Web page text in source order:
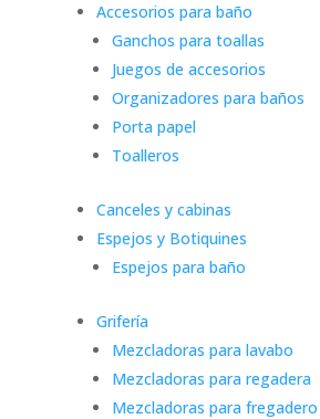
Accesorios para baño
Ganchos para toallas
Juegos de accesorios
Organizadores para baños
Porta papel
Toalleros
Canceles y cabinas
Espejos y Botiquines
Espejos para baño
Grifería
Mezcladoras para lavabo
Mezcladoras para regadera
Mezcladoras para fregadero